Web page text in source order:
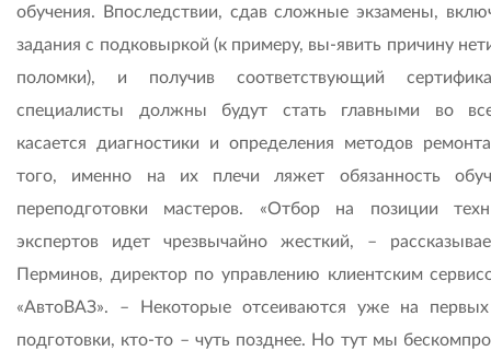
обучения. Впоследствии, сдав сложные экзамены,
задания с подковыркой (к примеру, вы-явить причину
поломки), и получив соответствующий
специалисты должны будут стать главными во
касается диагностики и определения методов
того, именно на их плечи ляжет обязанность
переподготовки мастеров. «Отбор на позиции
экспертов идет чрезвычайно жесткий, –
Перминов, директор по управлению клиентским
«АвтоВАЗ». – Некоторые отсеиваются уже на первых
подготовки, кто-то – чуть позднее. Но тут мы